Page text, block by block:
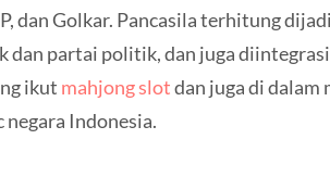
dan Golkar. Pancasila terhitung
dan partai politik, dan juga
ikut mahjong slotdan juga di dalam
negara Indonesia.